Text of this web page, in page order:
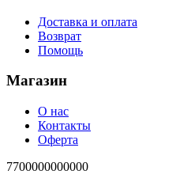
Доставка и оплата
Возврат
Помощь
Магазин
О нас
Контакты
Оферта
7700000000000